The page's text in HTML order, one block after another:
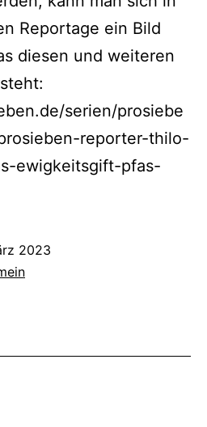
Reportage ein Bild
diesen und weiteren
serien/prosiebe
reporter-thilo-
ewigkeitsgift-pfas-
2023